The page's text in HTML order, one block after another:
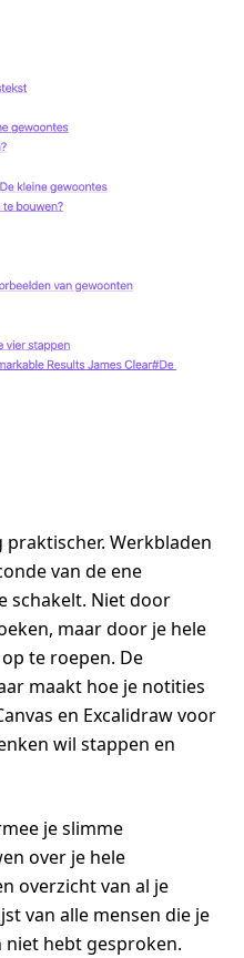
Werkbladen
van de ene
schakelt. Niet door
maar door je hele
te roepen. De
maakt hoe je notities
en Excalidraw voor
wil stappen en
je slimme
over je hele
overzicht van al je
van alle mensen die je
hebt gesproken.